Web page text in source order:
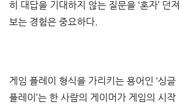
히 대답을 기대하지 않는 질문을 ‘혼자’ 던져
보는 경험은 중요하다.
게임 플레이 형식을 가리키는 용어인 ‘싱글
플레이’는 한 사람의 게이머가 게임의 시작